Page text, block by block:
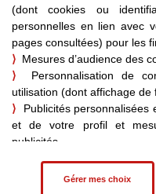
Déjà client ?
Vous pouvez vous
personnalisées.
Je me connecte
(dont cookies ou
personnelles en lien avec
pages consultées) pour les
⟩ Mesures d’audience des
⟩
Personnalisation de
utilisation (dont affichage de
⟩
Publicités personnalisées
et de votre profil et
publicités
suite à une visite sur un site
Gérer mes choix